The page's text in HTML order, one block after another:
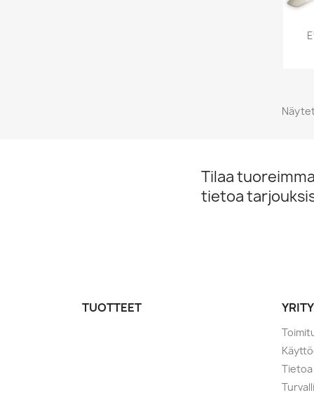
Tilaa
tietoa
TUOTTEET